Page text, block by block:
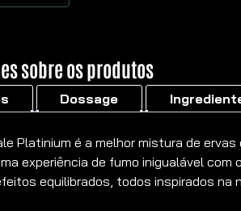
sobre os produtos
Dossage
Platinium é a melhor mistura de ervas
experiência de fumo inigualável com
equilibrados, todos inspirados na